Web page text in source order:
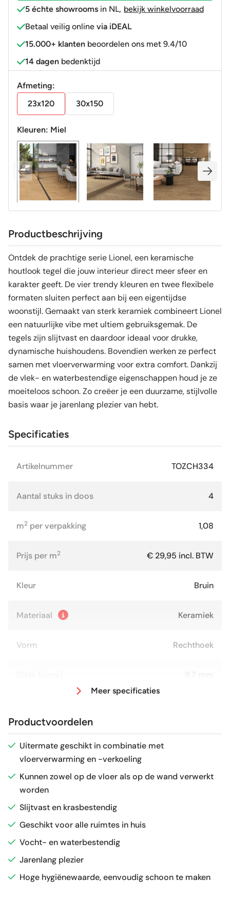
5 échte showrooms in NL, bekijk winkelvoorraad
Betaal veilig online via iDEAL
15.000+ klanten beoordelen ons met 9.4/10
14 dagen bedenktijd
Afmeting:
23x120
30x150
Kleuren: Miel
Productbeschrijving
Ontdek de prachtige serie Lionel, een keramische
houtlook tegel die jouw interieur direct meer sfeer en
karakter geeft. De vier trendy kleuren en twee flexibele
formaten sluiten perfect aan bij een eigentijdse
woonstijl. Gemaakt van sterk keramiek combineert Lionel
een natuurlijke vibe met ultiem gebruiksgemak. De
tegels zijn slijtvast en daardoor ideaal voor drukke,
dynamische huishoudens. Bovendien werken ze perfect
samen met vloerverwarming voor extra comfort. Dankzij
de vlek- en waterbestendige eigenschappen houd je ze
moeiteloos schoon. Zo creëer je een duurzame, stijlvolle
basis waar je jarenlang plezier van hebt.
Specificaties
Artikelnummer TOZCH334
Aantal stuks in doos 4
m2 per verpakking 1,08
Prijs per m2 € 29,95 incl. BTW
Kleur Bruin
Materiaal Keramiek
Vorm Rechthoek
Antislipwaarde R9
Glans / Mat
Gerectificeerd
Vorstbestendig
Sortering
Craquelé Nee
Meer specificaties
Productvoordelen
Uitermate geschikt in combinatie met
vloerverwarming en -verkoeling
Kunnen zowel op de vloer als op de wand verwerkt
worden
Slijtvast en krasbestendig
Geschikt voor alle ruimtes in huis
Vocht- en waterbestendig
Jarenlang plezier
Hoge hygiënewaarde, eenvoudig schoon te maken